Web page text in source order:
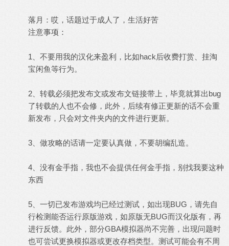
落月：哎，话题过于成人了，生活好苦
注意事项：
1、不要用我的汉化来盈利，比如hack后收费打赏、挂淘
宝闲鱼等行为。
2、转载必须把发布文或发布文链接带上，毕竟就算出bug
了转载的人也不会修，此外，后续有修正更新的话不会重
新发布，只会对文件夹内的文件进行更新。
3、做攻略的话请一定要认真做，不要胡编乱造。
4、没有金手指，我也不会提供任何金手指，别找我要这种
东西
5、一切已发布游戏均已经过测试，如出现BUG，请先自
行检测能否运行原版游戏，如原版无BUG而汉化版有，再
进行反馈。此外，部分GBA模拟器尚不完善，出现问题时
也可尝试更换模拟器或更改存档类型。测试可能会有不周